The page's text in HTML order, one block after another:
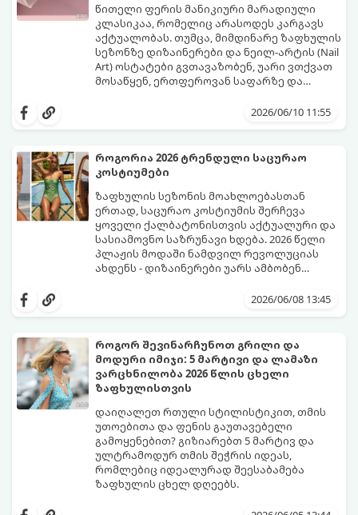
წითელი ფერის მანიკიური მარადიული
კლასიკაა, რომელიც არასოდეს კარგავს
აქტუალობას. თუმცა, მიმდინარე ზაფხულის
სეზონზე დიზაინერები და ნეილ-არტის (Nail
Art) ოსტატები გვთავაზობენ, უარი ვთქვათ
მოსაწყენ, ერთფეროვან საფარზე და
წვნიანი და რომანტიკული განწყობა
კლასიკური ალისფერიდან დაწყებული,
ექსპერიმენტებისთვის. გაიგეთ, რომელი
სამი მთავარი პრინტი იქნება ივნისის
ყველაზე ცხელი ტრენდი ფრჩხილების
მოდაში:
2026/06/10 11:55
როგორია 2026 ტრენდული საცურაო
კოსტიუმები
ზაფხულის სეზონის მოახლოებასთან
ერთად, საცურაო კოსტიუმის შერჩევა
ყოველი ქალბატონისთვის აქტუალური და
სასიამოვნო საზრუნავი ხდება. 2026 წელი
პლაჟის მოდაში ნამდვილ რევოლუციას
ახდენს - დიზაინერები უარს ამბობენ
აქცენტს აკეთებენ კომფორტის,
გაძლევთ იყოთ მაქსიმალურად თამამი,
კომფორტულად იგრძნოთ. გაიგეთ,
რომელი საცურაო კოსტიუმები იქნება 2026
წლის ზაფხულის მთავარი ჰიტი:
2026/06/08 13:45
როგორ შევინარჩუნოთ გრილი და
მოდური იმიჯი: 5 მარტივი და ლამაზი
ვარცხნილობა 2026 წლის ცხელი
ზაფხულისთვის
დაიღალეთ რთული სტილისტიკით, თმის
უთოებითა და ფენის გაუთავებელი
გამოყენებით? გიზიარებთ 5 მარტივ და
ულტრამოდურ თმის შეჭრის იდეას,
რომლებიც იდეალურად შეესაბამება
ზაფხულის ცხელ დღეებს.